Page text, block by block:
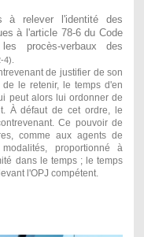
à relever l'identité des
à l'article 78-6 du Code
procès-verbaux des
4).
de justifier de son
le retenir, le temps d'en
peut alors lui ordonner de
À défaut de cet ordre, le
Ce pouvoir de
comme aux agents de
proportionné à
dans le temps ; le temps
l'OPJ compétent.